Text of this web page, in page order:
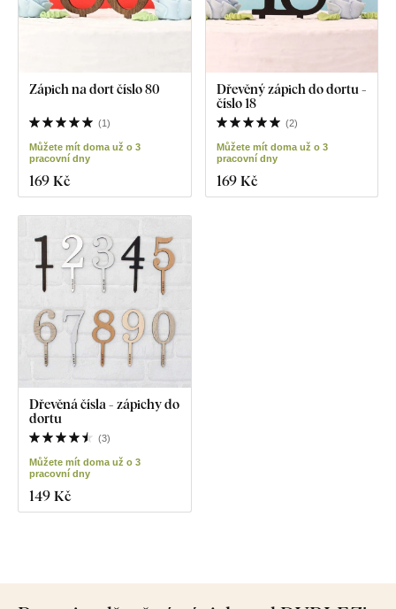
Zápich na dort číslo 80
(1)
Můžete mít doma už o 3
pracovní dny
169 Kč
Dřevěný zápich do dortu -
číslo 18
(2)
Můžete mít doma už o 3
pracovní dny
169 Kč
Dřevěná čísla - zápichy do
dortu
(3)
Můžete mít doma už o 3
pracovní dny
149 Kč